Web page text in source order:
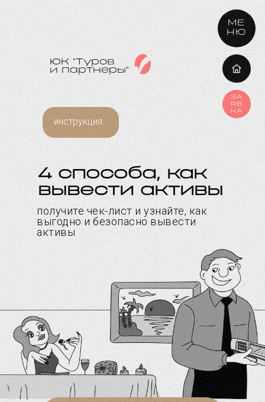
ЮК "Туров
и партнеры"
4 способа, как
вывести активы
инструкция
получите чек-лист и узнайте, как
выгодно и безопасно вывести
активы
МЕ
НЮ
ЗА
ЯВ
КА